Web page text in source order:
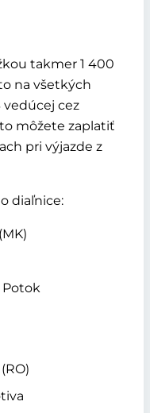
takmer 1 400
na všetkých
vedúcej cez
môžete zaplatiť
pri výjazde z
diaľnice:
Potok